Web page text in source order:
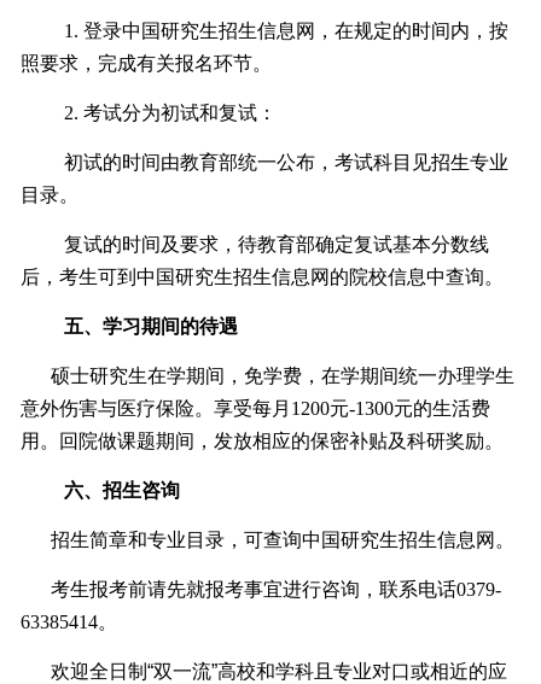
1. 登录中国研究生招生信息网，在规定的时间内，按
照要求，完成有关报名环节。
2. 考试分为初试和复试：
初试的时间由教育部统一公布，考试科目见招生专业
目录。
复试的时间及要求，待教育部确定复试基本分数线
后，考生可到中国研究生招生信息网的院校信息中查询。
五、学习期间的待遇
硕士研究生在学期间，免学费，在学期间统一办理学生
意外伤害与医疗保险。享受每月1200元-1300元的生活费
用。回院做课题期间，发放相应的保密补贴及科研奖励。
六、招生咨询
招生简章和专业目录，可查询中国研究生招生信息网。
考生报考前请先就报考事宜进行咨询，联系电话0379-
63385414。
欢迎全日制 “双一流”高校和学科且专业对口或相近的应